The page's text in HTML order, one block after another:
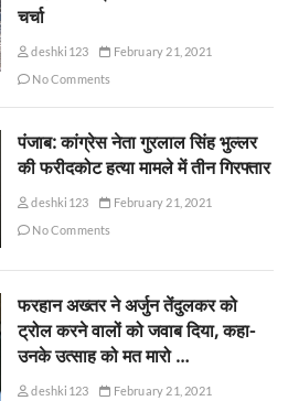
चर्चा
deshki123
February 21, 2021
No Comments
पंजाब: कांग्रेस नेता गुरलाल सिंह भुल्लर
की फरीदकोट हत्या मामले में तीन गिरफ्तार
deshki123
February 21, 2021
No Comments
फरहान अख्तर ने अर्जुन तेंदुलकर को
ट्रोल करने वालों को जवाब दिया, कहा-
उनके उत्साह को मत मारो …
deshki123
February 21, 2021